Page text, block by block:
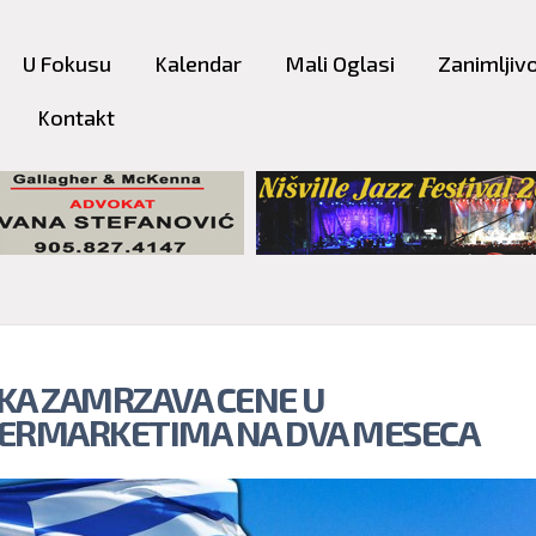
content
U Fokusu Kalendar Mali Oglasi
Kontakt
ZAMRZAVA CENE U
NA DVA MESECA